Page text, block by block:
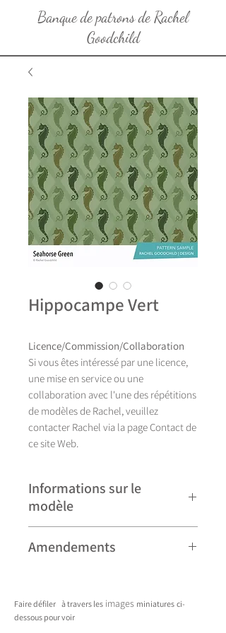
Banque de patrons de Rachel
Goodchild
Hippocampe Vert
Licence/Commission/Collaboration
Si vous êtes intéressé par une licence,
une mise en service ou une
collaboration avec l'une des répétitions
de modèles de Rachel, veuillez
contacter Rachel via la page Contact de
ce site Web.
Informations sur le
modèle
se décline actuellement en quatre
Amendements
mineures et peuvent donc différer
légèrement de ceux présentés. Toute
Faire défiler à travers les images miniatures ci-
dessous pour voir